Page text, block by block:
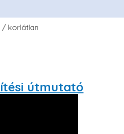
/ korlátlan
útmutató